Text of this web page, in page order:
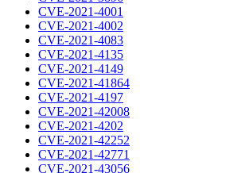
CVE-2021-4001
CVE-2021-4002
CVE-2021-4083
CVE-2021-4135
CVE-2021-4149
CVE-2021-41864
CVE-2021-4197
CVE-2021-42008
CVE-2021-4202
CVE-2021-42252
CVE-2021-42771
CVE-2021-43056